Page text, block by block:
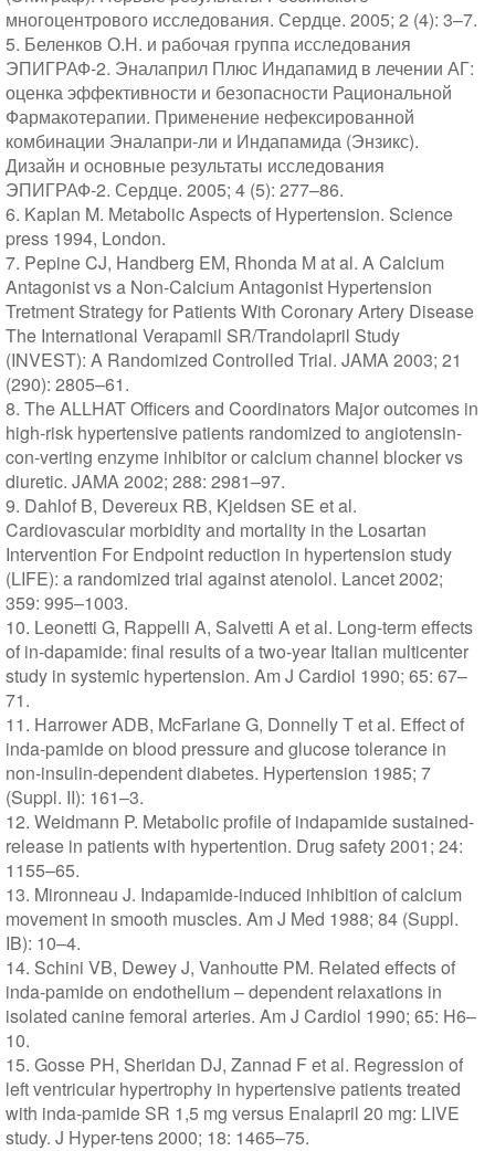
многоцентрового исследования. Сердце. 2005; 2 (4): 3–7.
5. Беленков О.Н. и рабочая группа исследования
ЭПИГРАФ-2. Эналаприл Плюс Индапамид в лечении АГ:
оценка эффективности и безопасности Рациональной
Фармакотерапии. Применение нефексированной
комбинации Эналапри-ли и Индапамида (Энзикс).
Дизайн и основные результаты исследования
ЭПИГРАФ-2. Сердце. 2005; 4 (5): 277–86.
6. Kaplan M. Metabolic Aspects of Hypertension. Science
press 1994, London.
7. Pepine CJ, Handberg EM, Rhonda M at al. A Calcium
Antagonist vs a Non-Calcium Antagonist Hypertension
Tretment Strategy for Patients With Coronary Artery Disease
The International Verapamil SR/Trandolapril Study
(INVEST): A Randomized Controlled Trial. JAMA 2003; 21
(290): 2805–61.
8. The ALLHAT Officers and Coordinators Major outcomes in
high-risk hypertensive patients randomized to angiotensin-
con-verting enzyme inhibitor or calcium channel blocker vs
diuretic. JAMA 2002; 288: 2981–97.
9. Dahlof B, Devereux RB, Kjeldsen SE et al.
Cardiovascular morbidity and mortality in the Losartan
Intervention For Endpoint reduction in hypertension study
(LIFE): a randomized trial against atenolol. Lancet 2002;
359: 995–1003.
10. Leonetti G, Rappelli A, Salvetti A et al. Long-term effects
of in-dapamide: final results of a two-year Italian multicenter
study in systemic hypertension. Am J Cardiol 1990; 65: 67–
71.
11. Harrower ADB, McFarlane G, Donnelly T et al. Effect of
inda-pamide on blood pressure and glucose tolerance in
non-insulin-dependent diabetes. Hypertension 1985; 7
(Suppl. II): 161–3.
12. Weidmann P. Metabolic profile of indapamide sustained-
release in patients with hypertention. Drug safety 2001; 24:
1155–65.
13. Mironneau J. Indapamide-induced inhibition of calcium
movement in smooth muscles. Am J Med 1988; 84 (Suppl.
IB): 10–4.
14. Schini VB, Dewey J, Vanhoutte PM. Related effects of
inda-pamide on endothelium – dependent relaxations in
isolated canine femoral arteries. Am J Cardiol 1990; 65: H6–
10.
15. Gosse PH, Sheridan DJ, Zannad F et al. Regression of
left ventricular hypertrophy in hypertensive patients treated
with inda-pamide SR 1,5 mg versus Enalapril 20 mg: LIVE
study. J Hyper-tens 2000; 18: 1465–75.